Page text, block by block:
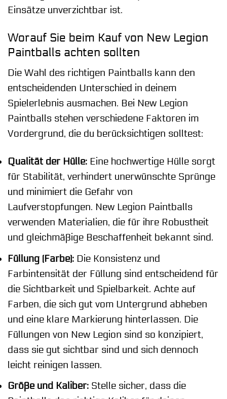
Einsätze unverzichtbar ist.
Worauf Sie beim Kauf von New Legion
Paintballs achten sollten
Die Wahl des richtigen Paintballs kann den
entscheidenden Unterschied in deinem
Spielerlebnis ausmachen. Bei New Legion
Paintballs stehen verschiedene Faktoren im
Vordergrund, die du berücksichtigen solltest:
Qualität der Hülle: Eine hochwertige Hülle sorgt
für Stabilität, verhindert unerwünschte Sprünge
und minimiert die Gefahr von
Laufverstopfungen. New Legion Paintballs
verwenden Materialien, die für ihre Robustheit
und gleichmäßige Beschaffenheit bekannt sind.
Füllung (Farbe): Die Konsistenz und
Farbintensität der Füllung sind entscheidend für
die Sichtbarkeit und Spielbarkeit. Achte auf
Farben, die sich gut vom Untergrund abheben
und eine klare Markierung hinterlassen. Die
Füllungen von New Legion sind so konzipiert,
dass sie gut sichtbar sind und sich dennoch
leicht reinigen lassen.
Größe und Kaliber: Stelle sicher, dass die